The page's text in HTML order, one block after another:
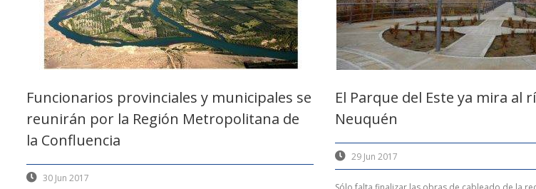
Funcionarios provinciales y municipales se
reunirán por la Región Metropolitana de
la Confluencia
30 Jun 2017
El Parque del Este ya mira al
Neuquén
29 Jun 2017